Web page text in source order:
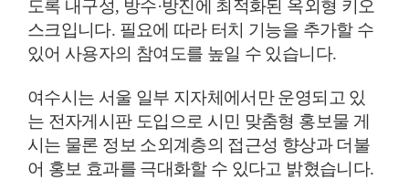
도록 내구성, 방수·방진에 최적화된 옥외형 키오
스크입니다. 필요에 따라 터치 기능을 추가할 수
있어 사용자의 참여도를 높일 수 있습니다.
여수시는 서울 일부 지자체에서만 운영되고 있
는 전자게시판 도입으로 시민 맞춤형 홍보물 게
시는 물론 정보 소외계층의 접근성 향상과 더불
어 홍보 효과를 극대화할 수 있다고 밝혔습니다.